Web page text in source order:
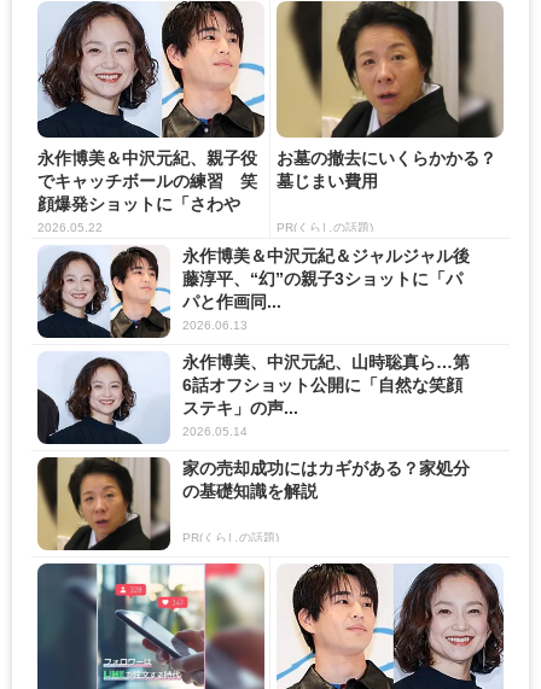
永作博美＆中沢元紀、親子役
でキャッチボールの練習 笑
顔爆発ショットに「さわや
か」...
2026.05.22
お墓の撤去にいくらかかる？
墓じまい費用
PR(くらしの話題)
永作博美＆中沢元紀＆ジャルジャル後
藤淳平、“幻”の親子3ショットに「パ
パと作画同...
2026.06.13
永作博美、中沢元紀、山時聡真ら…第
6話オフショット公開に「自然な笑顔
ステキ」の声...
2026.05.14
家の売却成功にはカギがある？家処分
の基礎知識を解説
PR(くらしの話題)